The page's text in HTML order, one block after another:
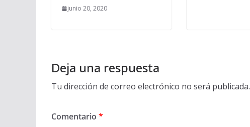
junio 20, 2020
Deja una respuesta
Tu dirección de correo electrónico no será publicada.
Comentario *